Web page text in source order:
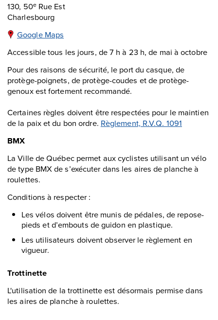
130, 50eRue Est
Charlesbourg
Google Maps
Accessible tous les jours, de 7 h à 23 h, de mai à octobre
Pour des raisons de sécurité, le port du casque, de
protège-poignets, de protège-coudes et de protège-
genoux est fortement recommandé.
Certaines règles doivent être respectées pour le maintien
de la paix et du bon ordre. Règlement, R.V.Q. 1091
BMX
La Ville de Québec permet aux cyclistes utilisant un vélo
de type BMX de s’exécuter dans les aires de planche à
roulettes.
Conditions à respecter :
Les vélos doivent être munis de pédales, de repose-
pieds et d’embouts de guidon en plastique.
Les utilisateurs doivent observer le règlement en
vigueur.
Trottinette
L'utilisation de la trottinette est désormais permise dans
les aires de planche à roulettes.